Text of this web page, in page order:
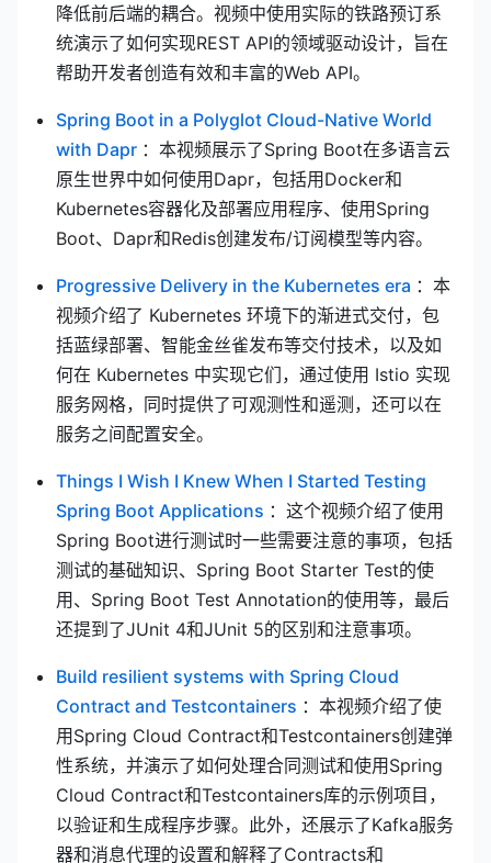
降低前后端的耦合。视频中使用实际的铁路预订系
统演示了如何实现REST API的领域驱动设计，旨在
帮助开发者创造有效和丰富的Web API。
Spring Boot in a Polyglot Cloud-Native World
with Dapr (opens new window)
：本视频展示了Spring Boot在多语言云
原生世界中如何使用Dapr，包括用Docker和
Kubernetes容器化及部署应用程序、使用Spring
Boot、Dapr和Redis创建发布/订阅模型等内容。
Progressive Delivery in the Kubernetes era (opens
：本
视频介绍了 Kubernetes 环境下的渐进式交付，包
括蓝绿部署、智能金丝雀发布等交付技术，以及如
何在 Kubernetes 中实现它们，通过使用 Istio 实现
服务网格，同时提供了可观测性和遥测，还可以在
服务之间配置安全。
Things I Wish I Knew When I Started Testing
Spring Boot Applications (opens new window)
：这个视频介绍了使用
Spring Boot进行测试时一些需要注意的事项，包括
测试的基础知识、Spring Boot Starter Test的使
用、Spring Boot Test Annotation的使用等，最后
还提到了JUnit 4和JUnit 5的区别和注意事项。
Build resilient systems with Spring Cloud
Contract and Testcontainers (opens new window)
：本视频介绍了使
用Spring Cloud Contract和Testcontainers创建弹
性系统，并演示了如何处理合同测试和使用Spring
Cloud Contract和Testcontainers库的示例项目，
以验证和生成程序步骤。此外，还展示了Kafka服务
器和消息代理的设置和解释了Contracts和